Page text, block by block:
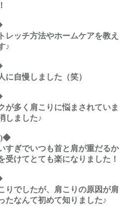
レッチ方法やホームケアを教え
♪
に自慢しました（笑）
が多く肩こりに悩まされていま
しました♪
)◆
すぎでいつも首と肩が重だるか
受けてとても楽になりました！
りでしたが、肩こりの原因が肩
たなんて初めて知りました♪